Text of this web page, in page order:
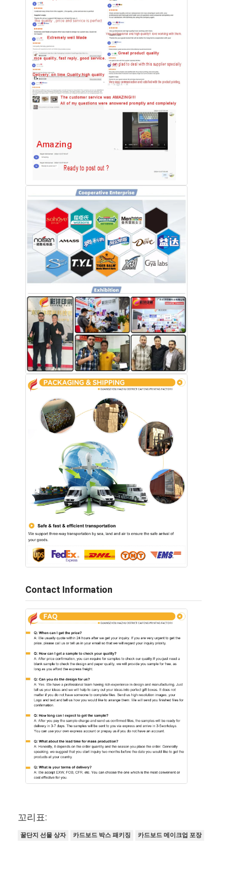
Contact Information
꼬리표:
꿀단지 선물 상자 카드보드 박스 패키징 카드보드 메이크업 포장